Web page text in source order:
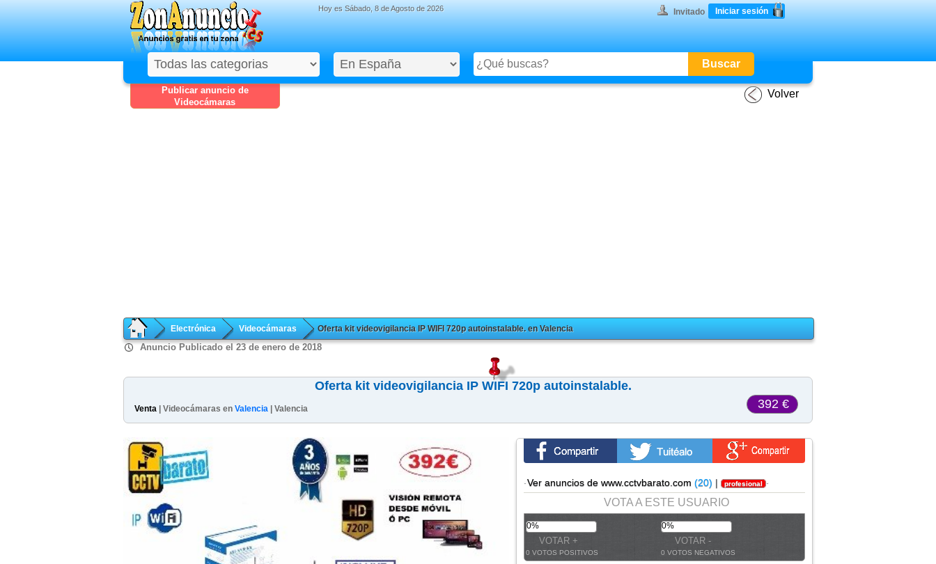
Hoy esSábado, 8 de Agosto de 2026 Invitado Iniciar sesión
Publicar anuncio de
Videocámaras
Volver
Electrónica Videocámaras Oferta kit videovigilancia IP WIFI 720p autoinstalable. en Valencia
Anuncio Publicado el 23 de enero de 2018
Oferta kit videovigilancia IP WIFI 720p autoinstalable.
Venta | Videocámaras en Valencia | Valencia 392 €
·Ver anuncios de www.cctvbarato.com(20) | profesional ·
VOTA A ESTE USUARIO
0%
0 VOTOS POSITIVOS
0%
0 VOTOS NEGATIVOS